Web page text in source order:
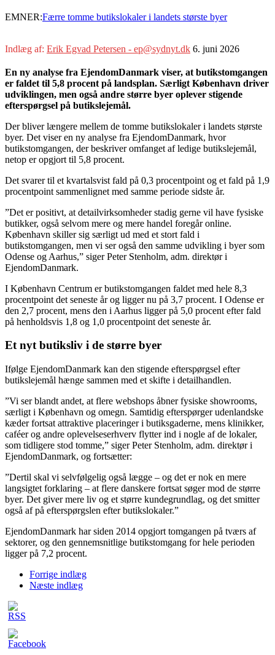
EMNER:Færre tomme butikslokaler i landets største byer
Indlæg af: Erik Egvad Petersen - ep@sydnyt.dk 6. juni 2026
En ny analyse fra EjendomDanmark viser, at butikstomgangen
er faldet til 5,8 procent på landsplan. Særligt København driver
udviklingen, men også andre større byer oplever stigende
efterspørgsel på butikslejemål.
Der bliver længere mellem de tomme butikslokaler i landets største
byer. Det viser en ny analyse fra EjendomDanmark, hvor
butikstomgangen, der beskriver omfanget af ledige butikslejemål,
netop er opgjort til 5,8 procent.
Det svarer til et kvartalsvist fald på 0,3 procentpoint og et fald på 1,9
procentpoint sammenlignet med samme periode sidste år.
”Det er positivt, at detailvirksomheder stadig gerne vil have fysiske
butikker, også selvom mere og mere handel foregår online.
København skiller sig særligt ud med et stort fald i
butikstomgangen, men vi ser også den samme udvikling i byer som
Odense og Aarhus,” siger Peter Stenholm, adm. direktør i
EjendomDanmark.
I København Centrum er butikstomgangen faldet med hele 8,3
procentpoint det seneste år og ligger nu på 3,7 procent. I Odense er
den 2,7 procent, mens den i Aarhus ligger på 5,0 procent efter fald
på henholdsvis 1,8 og 1,0 procentpoint det seneste år.
Et nyt butiksliv i de større byer
Ifølge EjendomDanmark kan den stigende efterspørgsel efter
butikslejemål hænge sammen med et skifte i detailhandlen.
”Vi ser blandt andet, at flere webshops åbner fysiske showrooms,
særligt i København og omegn. Samtidig efterspørger udenlandske
kæder fortsat attraktive placeringer i butiksgaderne, mens klinikker,
caféer og andre oplevelseserhverv flytter ind i nogle af de lokaler,
som tidligere stod tomme,” siger Peter Stenholm, adm. direktør i
EjendomDanmark, og fortsætter:
”Dertil skal vi selvfølgelig også lægge – og det er nok en mere
langsigtet forklaring – at flere danskere fortsat søger mod de større
byer. Det giver mere liv og et større kundegrundlag, og det smitter
også af på efterspørgslen efter butikslokaler.”
EjendomDanmark har siden 2014 opgjort tomgangen på tværs af
sektorer, og den gennemsnitlige butikstomgang for hele perioden
ligger på 7,2 procent.
Forrige indlæg
Næste indlæg